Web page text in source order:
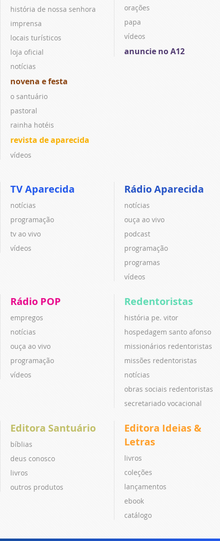
história de nossa senhora
imprensa
locais turísticos
loja oficial
notícias
novena e festa
o santuário
pastoral
rainha hotéis
revista de aparecida
vídeos
orações
papa
vídeos
anuncie no A12
TV Aparecida
notícias
programação
tv ao vivo
vídeos
Rádio Aparecida
notícias
ouça ao vivo
podcast
programação
programas
vídeos
Rádio POP
empregos
notícias
ouça ao vivo
programação
vídeos
Redentoristas
história pe. vitor
hospedagem santo afonso
missionários redentoristas
missões redentoristas
notícias
obras sociais redentoristas
secretariado vocacional
Editora Santuário
bíblias
deus conosco
livros
outros produtos
Editora Ideias &
Letras
livros
coleções
lançamentos
ebook
catálogo